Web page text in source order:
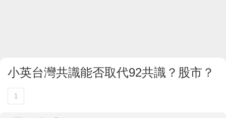
小英台灣共識能否取代92共識？股市？
1